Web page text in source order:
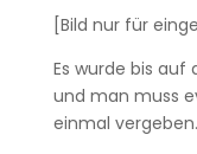
[Bild nur für
Es wurde bis
und man muss
einmal vergeben.